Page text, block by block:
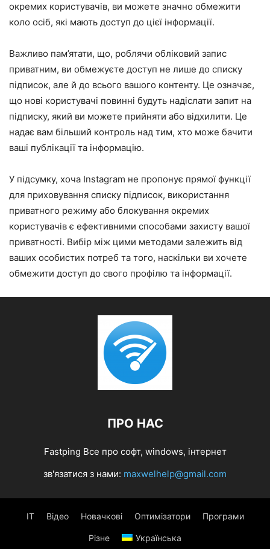
окремих користувачів, ви можете значно обмежити
коло осіб, які мають доступ до цієї інформації.
Важливо пам’ятати, що, роблячи обліковий запис
приватним, ви обмежуєте доступ не лише до списку
підписок, але й до всього вашого контенту. Це означає,
що нові користувачі повинні будуть надіслати запит на
підписку, який ви можете прийняти або відхилити. Це
надає вам більший контроль над тим, хто може бачити
ваші публікації та інформацію.
У підсумку, хоча Instagram не пропонує прямої функції
для приховування списку підписок, використання
приватного режиму або блокування окремих
користувачів є ефективними способами захисту вашої
приватності. Вибір між цими методами залежить від
ваших особистих потреб та того, наскільки ви хочете
обмежити доступ до свого профілю та інформації.
ПРО НАС
Fastping Все про софт, windows, інтернет
зв'язатися з нами: maxwelhelp@gmail.com
IT Відео Новачкові Оптимізатори Програми
Різне Українська